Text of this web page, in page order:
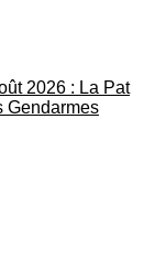
2026 : La Pat
Gendarmes